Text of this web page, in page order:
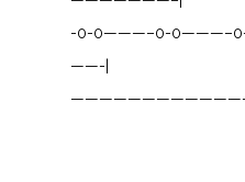
-0-0———–0-
——-|